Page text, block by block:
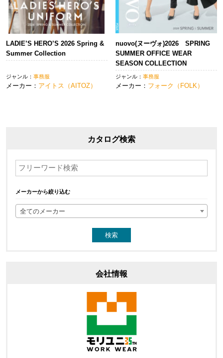
LADIE’S HERO’S 2026 Spring &
Summer Collection
ジャンル： 事務服
メーカー： アイトス（AITOZ）
nuovo(ヌーヴォ)2026 SPRING
SUMMER OFFICE WEAR
SEASON COLLECTION
ジャンル：事務服
メーカー： フォーク（FOLK）
カタログ検索
メーカーから絞り込む
全てのメーカー
会社情報